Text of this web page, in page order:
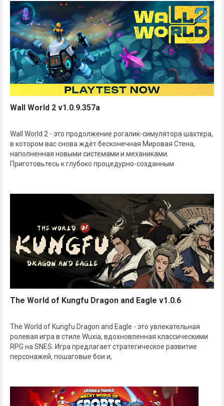
Wall World 2 v1.0.9.357a
Wall World 2 - это продолжение рогалик-симулятора шахтера,
в котором вас снова ждёт бесконечная Мировая Стена,
наполненная новыми системами и механиками.
Приготовьтесь к глубоко процедурно-созданным
The World of Kungfu Dragon and Eagle v1.0.6
The World of Kungfu Dragon and Eagle - это увлекательная
ролевая игра в стиле Wuxia, вдохновленная классическими
RPG на SNES. Игра предлагает стратегическое развитие
персонажей, пошаговые бои и,